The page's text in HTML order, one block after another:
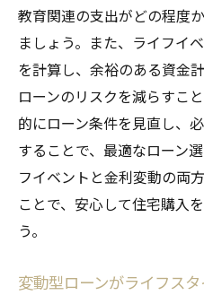
教育関連の支出がどの程度
ましょう。また、ライフイ
を計算し、余裕のある資金
ローンのリスクを減らすこ
的にローン条件を見直し、
することで、最適なローン
フイベントと金利変動の両
ことで、安心して住宅購入
う。
変動型ローンがライフス